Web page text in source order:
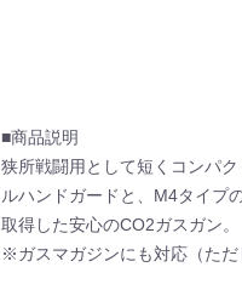
■商品説明
狭所戦闘用として短くコンパ
ルハンドガードと、M4タイプ
取得した安心のCO2ガスガン。
※ガスマガジンにも対応（ただ